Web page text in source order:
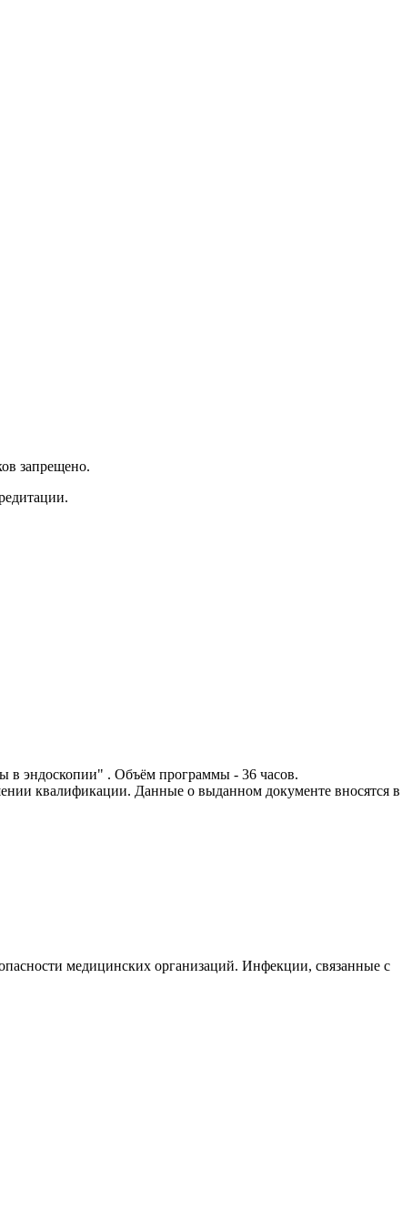
запрещено.
в эндоскопии" . Объём программы - 36 часов.
квалификации. Данные о выданном документе вносятся в
медицинских организаций. Инфекции, связанные с